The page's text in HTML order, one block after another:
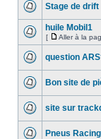
Stage de drift
huile Mobil1
[ Aller à la
question
Bon site de
site sur
Pneus